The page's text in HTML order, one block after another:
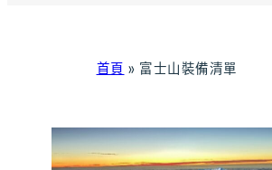
首頁 » 富士山裝備清單